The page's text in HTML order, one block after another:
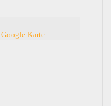
Google Karte